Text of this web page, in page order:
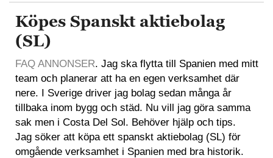
Köpes Spanskt aktiebolag
(SL)
FAQ ANNONSER. Jag ska flytta till Spanien med mitt
team och planerar att ha en egen verksamhet där
nere. I Sverige driver jag bolag sedan många år
tillbaka inom bygg och städ. Nu vill jag göra samma
sak men i Costa Del Sol. Behöver hjälp och tips.
Jag söker att köpa ett spanskt aktiebolag (SL) för
omgående verksamhet i Spanien med bra historik.